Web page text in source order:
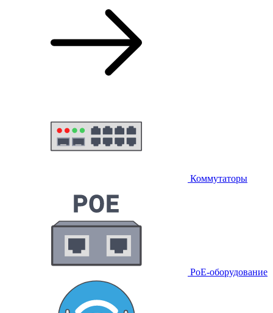
Коммутаторы
PoE-оборудование